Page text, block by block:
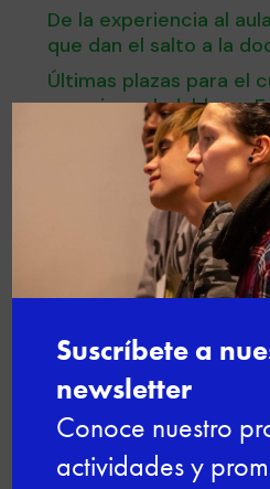
De la experiencia al
que dan el salto a la
Últimas plazas para el
y cocina saludable en
Nuestro modelo de
Congreso estatal sobre

←Los aprendices de
de segundo año
oportunidad de
jornada de 3 horas
Pomar, propietario
Pomar de Palma.